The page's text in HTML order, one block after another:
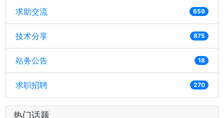
求助交流 659
技术分享 875
站务公告 18
求职招聘 270
热门话题